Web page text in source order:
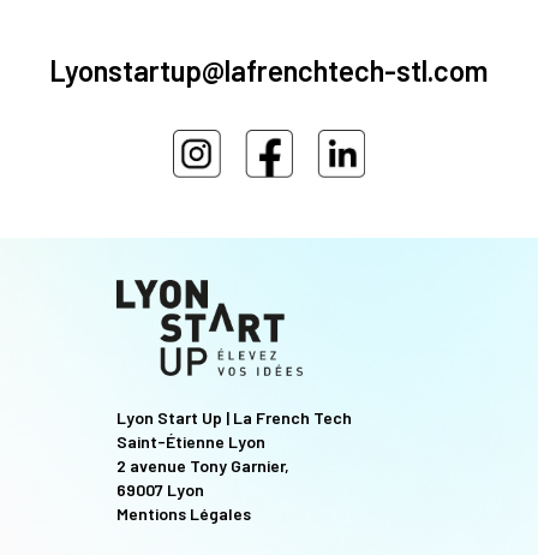
Lyonstartup@lafrenchtech-stl.com
Lyon Start Up | La French Tech
Saint-Étienne Lyon
2 avenue Tony Garnier,
69007 Lyon
Mentions Légales